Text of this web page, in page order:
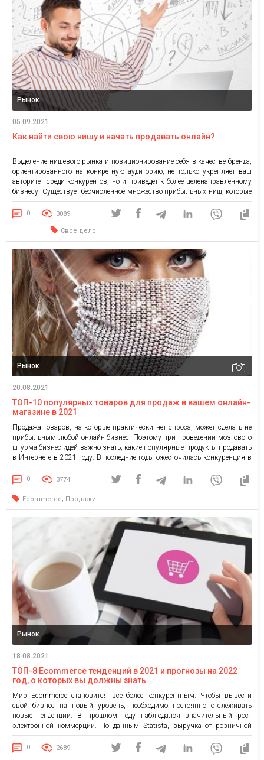
Рынок
05.09.2021
Как найти свою нишу и начать продавать онлайн?
Выделение нишевого рынка и позиционирование себя в качестве бренда,
ориентированного на конкретную аудиторию, не только укрепляет ваш
авторитет среди конкурентов, но и приведет к более целенаправленному
бизнесу. Существует бесчисленное множество прибыльных ниш, которые
вы можете освоить, с возможностью занять еще более узкую нишу.
Ключевым моментом является определение рыночной ниши, которую вы
0 3089
Свое дело
Рынок
20.08.2021
ТОП-10 популярных товаров для продаж в вашем онлайн-
магазине в 2021
Продажа товаров, на которые практически нет спроса, может сделать не
прибыльным любой онлайн-бизнес. Поэтому при проведении мозгового
штурма бизнес-идей важно знать, какие популярные продукты продавать
в Интернете в 2021 году. В последние годы ожесточилась конкуренция в
сфере электронной коммерции. Этим продиктована необходимость не
только быстро определять возможные тенденции в товарах для вашего
0 3774
Ecommerce, Продажи
Рынок
18.08.2021
ТОП-8 Ecommerce тенденций в 2021 и прогнозы на 2022
год, о которых вы должны знать
Мир Ecommerce становится все более конкурентным. Чтобы вывести
свой бизнес на новый уровень, необходимо постоянно отслеживать
новые тенденции. В прошлом году наблюдался значительный рост
электронной коммерции. По данным Statista, выручка от розничной
торговли через Интернет к 2022 году, по прогнозам, достигнет 6,54
триллиона долларов. Покупки в Интернете являются одним из самых
популярных видов онлайн-деятельности во […]
0 2689